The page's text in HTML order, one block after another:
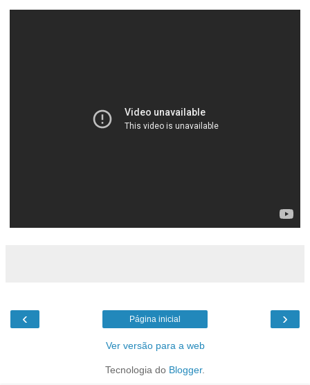
‹ ›
Página inicial
Ver versão para a web
Tecnologia do Blogger.